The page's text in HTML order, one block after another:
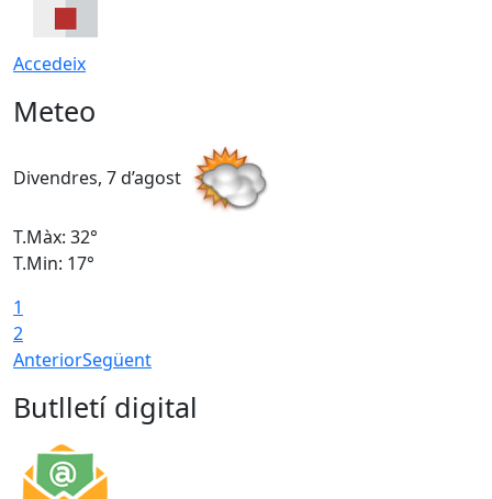
Accedeix
Meteo
Divendres, 7 d’agost
T.Màx: 32°
T.Min: 17°
1
2
AnteriorSegüent
Butlletí digital